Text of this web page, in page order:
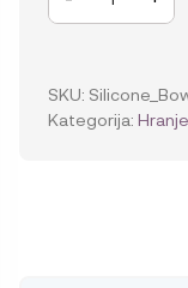
Silikonska
zdjelicu
količina
SKU:
Kategorija: